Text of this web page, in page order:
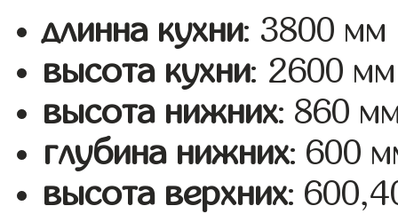
длинна кухни: 3800 мм
высота кухни: 2600 мм
высота нижних: 860
глубина нижних: 600
высота верхних: